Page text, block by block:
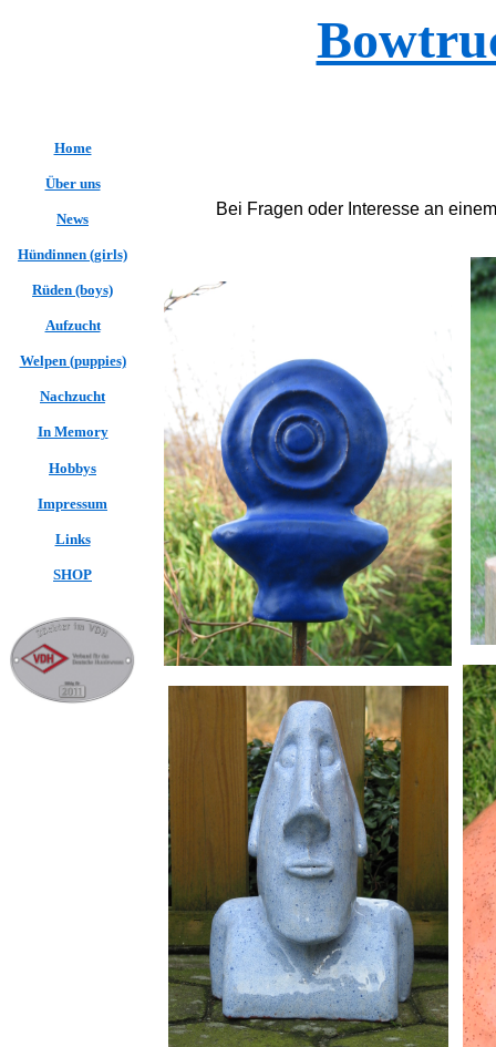
Home
Über uns
News
Hündinnen (girls)
Rüden (boys)
Aufzucht
Welpen (puppies)
Nachzucht
In Memory
Hobbys
Impressum
Links
SHOP
Bei Fragen oder Interesse an